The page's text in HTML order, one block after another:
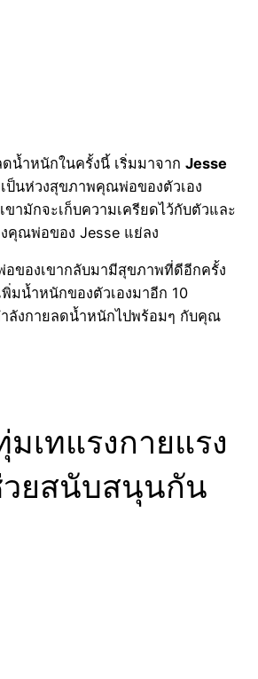
น้ำหนักในครั้งนี้ เริ่มมาจาก Jesse
ป็นห่วงสุขภาพคุณพ่อของตัวเอง
ขามักจะเก็บความเครียดไว้กับตัวและ
คุณพ่อของ Jesse แย่ลง
อของเขากลับมามีสุขภาพที่ดีอีกครั้ง
มน้ำหนักของตัวเองมาอีก 10
ลังกายลดน้ำหนักไปพร้อมๆ กับคุณ
เทแรงกายแรง
วยสนับสนุนกัน